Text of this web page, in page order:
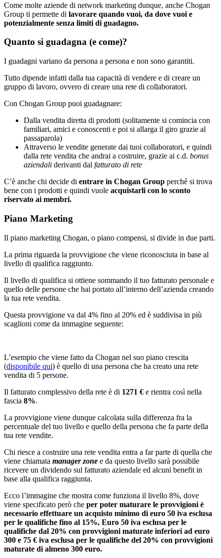
Come molte aziende di network marketing dunque, anche Chogan
Group ti permette di lavorare quando vuoi, da dove vuoi e
potenzialmente senza limiti di guadagno.
Quanto si guadagna (e come)?
I guadagni variano da persona a persona e non sono garantiti.
Tutto dipende infatti dalla tua capacità di vendere e di creare un
gruppo di lavoro, ovvero di creare una rete di collaboratori.
Con Chogan Group puoi guadagnare:
Dalla vendita diretta di prodotti (solitamente si comincia con
familiari, amici e conoscenti e poi si allarga il giro grazie al
passaparola)
Attraverso le vendite generate dai tuoi collaboratori, e quindi
dalla rete vendita che andrai a costruire, grazie ai c.d. bonus
aziendali derivanti dal fatturato di rete
C’è anche chi decide di entrare in Chogan Group perché si trova
bene con i prodotti e quindi vuole acquistarli con lo sconto
riservato ai membri.
Piano Marketing
Il piano marketing Chogan, o piano compensi, si divide in due parti.
La prima riguarda la provvigione che viene riconosciuta in base al
livello di qualifica raggiunto.
Il livello di qualifica si ottiene sommando il tuo fatturato personale e
quello delle persone che hai portato all’interno dell’azienda creando
la tua rete vendita.
Questa provvigione va dal 4% fino al 20% ed è suddivisa in più
scaglioni come da immagine seguente:
L’esempio che viene fatto da Chogan nel suo piano crescita
(disponibile qui) è quello di una persona che ha creato una rete
vendita di 5 persone.
Il fatturato complessivo della rete è di 1271 € e rientra così nella
fascia 8%.
La provvigione viene dunque calcolata sulla differenza fra la
percentuale del tuo livello e quello della persona che fa parte della
tua rete vendite.
Chi riesce a costruire una rete vendita entra a far parte di quella che
viene chiamata manager zone e da questo livello sarà possibile
ricevere un dividendo sul fatturato aziendale ed alcuni benefit in
base alla qualifica raggiunta.
Ecco l’immagine che mostra come funziona il livello 8%, dove
viene specificato però che per poter maturare le provvigioni è
necessario effettuare un acquisto minimo di euro 50 iva esclusa
per le qualifiche fino al 15%, Euro 50 iva esclusa per le
qualifiche dal 20% con provvigioni maturate inferiori ad euro
300 e 75 € iva esclusa per le qualifiche del 20% con provvigioni
maturate di almeno 300 euro.